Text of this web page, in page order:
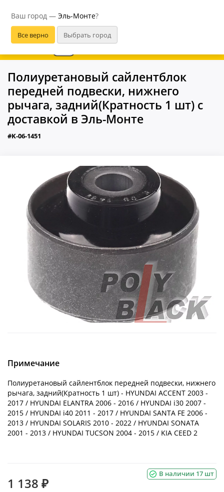
Ваш город — Эль-Монте?
В приложении удобнее
Полиуретановый сайлентблок
передней подвески, нижнего
рычага, задний(Кратность 1 шт) с
доставкой в Эль-Монте
#K-06-1451
Примечание
Полиуретановый сайлентблок передней подвески, нижнего
рычага, задний(Кратность 1 шт) - HYUNDAI ACCENT 2003 -
2017 / HYUNDAI ELANTRA 2006 - 2016 / HYUNDAI i30 2007 -
2015 / HYUNDAI i40 2011 - 2017 / HYUNDAI SANTA FE 2006 -
2013 / HYUNDAI SOLARIS 2010 - 2022 / HYUNDAI SONATA
2001 - 2013 / HYUNDAI TUCSON 2004 - 2015 / KIA CEED 2
В наличии 17 шт
1 138 ₽